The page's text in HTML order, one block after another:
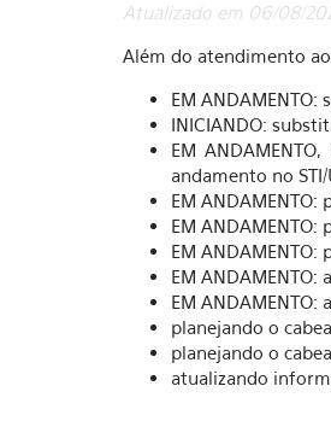
Atualizado em 06/08/
Além do atendimento
EM
INICIANDO:
EM
andamento no
EM
EM
EM
EM
EM
planejando o
planejando o
atualizando